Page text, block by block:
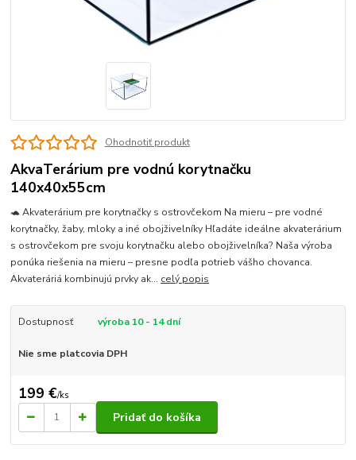
Ohodnotiť produkt
AkvaTerárium pre vodnú korytnačku
140x40x55cm
🐢 Akvaterárium pre korytnačky s ostrovčekom Na mieru – pre vodné
korytnačky, žaby, mloky a iné obojživelníky Hľadáte ideálne akvaterárium
s ostrovčekom pre svoju korytnačku alebo obojživelníka? Naša výroba
ponúka riešenia na mieru – presne podľa potrieb vášho chovanca.
Akvateráriá kombinujú prvky ak... celý popis
Dostupnosť výroba 10 - 14 dní
Nie sme platcovia DPH
199 €/ks
Pridať do košíka